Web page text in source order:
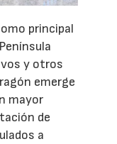
principal
y otros
emerge
mayor
de
a